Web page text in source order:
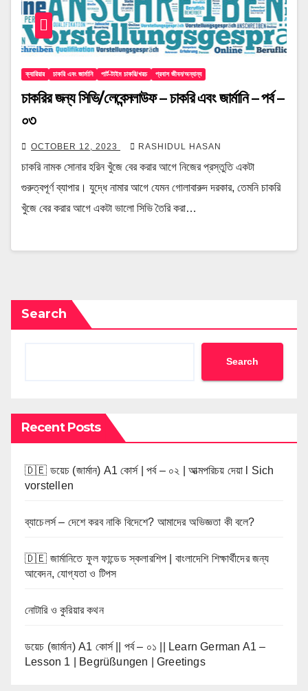
ক্যারিয়ার চাকরি এবং জার্মানি পার্ট-টাইম চাকরি/খরচ প্রবাস জীবন/অন্যান্য
চাকরির জন্য সিভি/লেবেন্সলাউফ – চাকরি এবং জার্মানি – পর্ব –
০৩
OCTOBER 12, 2023 RASHIDUL HASAN
চাকরি নামক সোনার হরিন খুঁজে বের করার আগে নিজের প্রস্তুতি একটা
গুরুত্বপূর্ণ ব্যাপার। যুদ্ধে নামার আগে যেমন গোলাবারুদ দরকার, তেমনি চাকরি
খুঁজে বের করার আগে একটা ভালো সিভি তৈরি করা…
Search
Search
Recent Posts
🇩🇪 ডয়েচ (জার্মান) A1 কোর্স | পর্ব – ০২ | আত্মপরিচয় দেয়া l Sich
vorstellen
ব্যাচেলর্স – দেশে করব নাকি বিদেশে? আমাদের অভিজ্ঞতা কী বলে?
🇩🇪 জার্মানিতে ফুল ফান্ডেড স্কলারশিপ | বাংলাদেশি শিক্ষার্থীদের জন্য
আবেদন, যোগ্যতা ও টিপস
নোটারি ও কুরিয়ার কথন
ডয়েচ (জার্মান) A1 কোর্স || পর্ব – ০১ || Learn German A1 –
Lesson 1 | Begrüßungen | Greetings